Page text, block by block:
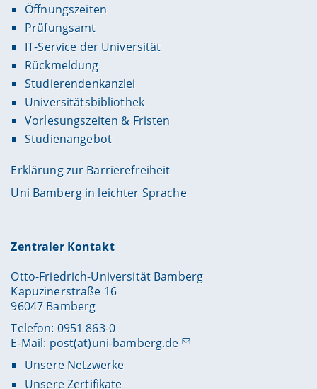
Öffnungszeiten
Prüfungsamt
IT-Service der Universität
Rückmeldung
Studierendenkanzlei
Universitätsbibliothek
Vorlesungszeiten & Fristen
Studienangebot
Erklärung zur Barrierefreiheit
Uni Bamberg in leichter Sprache
Zentraler Kontakt
Otto-Friedrich-Universität Bamberg
Kapuzinerstraße 16
96047 Bamberg
Telefon: 0951 863-0
E-Mail: post(at)uni-bamberg.de
Unsere Netzwerke
Unsere Zertifikate